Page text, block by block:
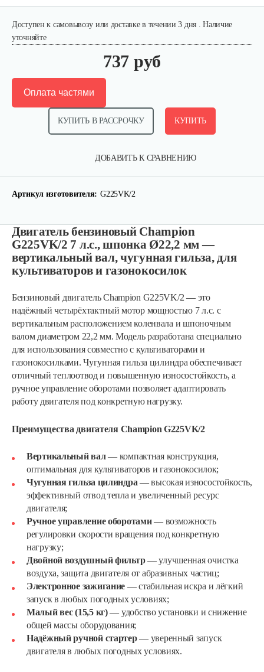
737 руб
Доступен к самовывозу или доставке в течении 3 дня . Наличие
уточняйте
ДОБАВИТЬ К СРАВНЕНИЮ
КУПИТЬ В РАССРОЧКУ КУПИТЬ
Оплата частями
Артикул изготовителя: G225VK/2
Двигатель бензиновый Champion
G225VK/2 7 л.с., шпонка Ø22,2 мм —
вертикальный вал, чугунная гильза, для
культиваторов и газонокосилок
Бензиновый двигатель Champion G225VK/2 — это
надёжный четырёхтактный мотор мощностью 7 л.с. с
вертикальным расположением коленвала и шпоночным
валом диаметром 22,2 мм. Модель разработана специально
для использования совместно с культиваторами и
газонокосилками. Чугунная гильза цилиндра обеспечивает
отличный теплоотвод и повышенную износостойкость, а
ручное управление оборотами позволяет адаптировать
работу двигателя под конкретную нагрузку.
Преимущества двигателя Champion G225VK/2
Вертикальный вал— компактная конструкция,
оптимальная для культиваторов и газонокосилок;
Чугунная гильза цилиндра — высокая износостойкость,
эффективный отвод тепла и увеличенный ресурс
двигателя;
Ручное управление оборотами— возможность
регулировки скорости вращения под конкретную
нагрузку;
Двойной воздушный фильтр— улучшенная очистка
воздуха, защита двигателя от абразивных частиц;
Электронное зажигание — стабильная искра и лёгкий
запуск в любых погодных условиях;
Малый вес (15,5 кг)— удобство установки и снижение
общей массы оборудования;
Надёжный ручной стартер— уверенный запуск
двигателя в любых погодных условиях.